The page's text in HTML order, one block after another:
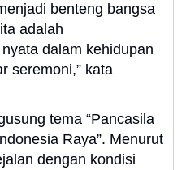
benteng bangsa
adalah
dalam kehidupan
seremoni,” kata
tema “Pancasila
Raya”. Menurut
dengan kondisi